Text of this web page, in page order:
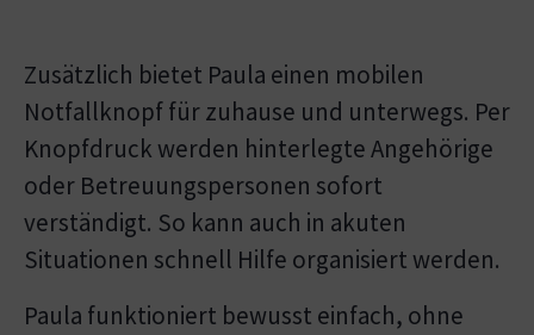
Zusätzlich bietet Paula einen mobilen
Notfallknopf für zuhause und unterwegs. Per
Knopfdruck werden hinterlegte Angehörige
oder Betreuungspersonen sofort
verständigt. So kann auch in akuten
Situationen schnell Hilfe organisiert werden.
Paula funktioniert bewusst einfach, ohne